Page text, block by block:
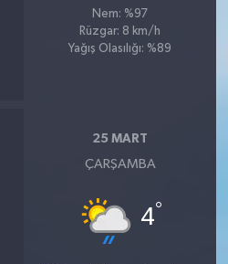
Nem: %97
Rüzgar: 8 km/h
Yağış Olasılığı: %89
25 MART
ÇARŞAMBA
4°